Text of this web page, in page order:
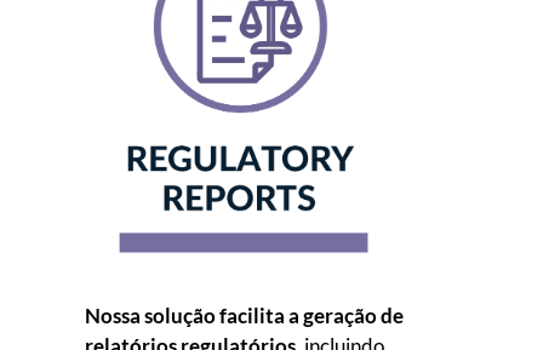
Nossa solução facilita a geração de